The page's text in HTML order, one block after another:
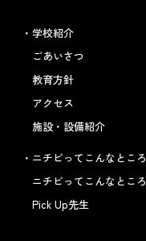
学校紹介
ごあいさつ
教育方針
アクセス
施設・設備紹介
ニチビってこんなところ
ニチビってこんなところ
Pick Up先生